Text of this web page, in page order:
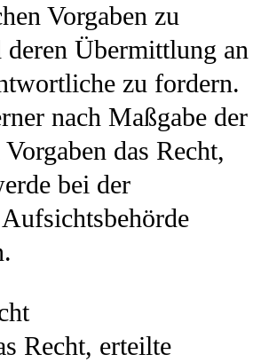
Vorgaben zu
deren Übermittlung an
zu fordern.
nach Maßgabe der
das Recht,
bei der
Recht, erteilte